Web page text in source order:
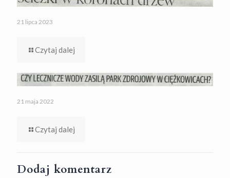
21 lipca 2023
Czytaj dalej
21 maja 2022
Czytaj dalej
Dodaj komentarz